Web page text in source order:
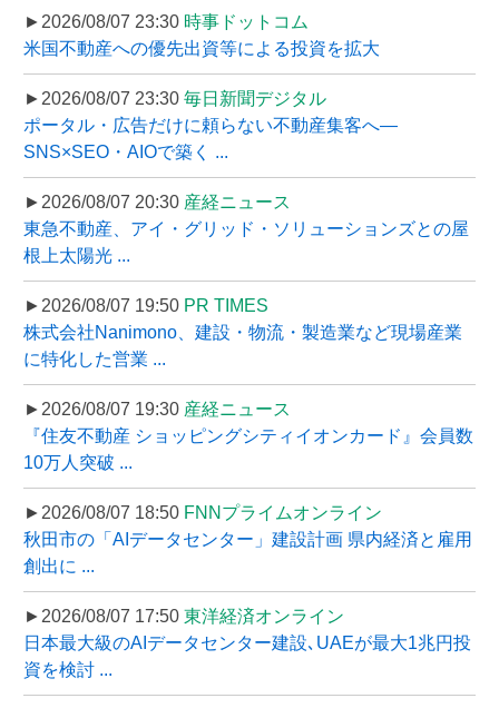
►2026/08/07 23:30 時事ドットコム
米国不動産への優先出資等による投資を拡大
►2026/08/07 23:30 毎日新聞デジタル
ポータル・広告だけに頼らない不動産集客へ―
SNS×SEO・AIOで築く ...
►2026/08/07 20:30 産経ニュース
東急不動産、アイ・グリッド・ソリューションズとの屋
根上太陽光 ...
►2026/08/07 19:50 PR TIMES
株式会社Nanimono、建設・物流・製造業など現場産業
に特化した営業 ...
►2026/08/07 19:30 産経ニュース
『住友不動産 ショッピングシティイオンカード』会員数
10万人突破 ...
►2026/08/07 18:50 FNNプライムオンライン
秋田市の「AIデータセンター」建設計画 県内経済と雇用
創出に ...
►2026/08/07 17:50 東洋経済オンライン
日本最大級のAIデータセンター建設､UAEが最大1兆円投
資を検討 ...